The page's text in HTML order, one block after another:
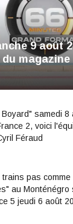
9 août
magazine
Boyard" samedi 8
2, voici
Féraud
trains pas comme
au Monténégro
5 jeudi 6 août